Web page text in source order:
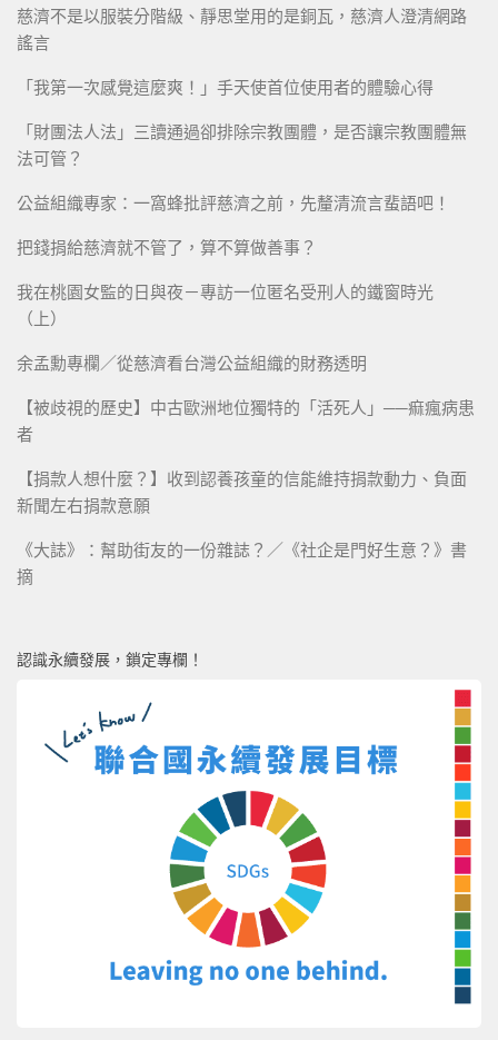
慈濟不是以服裝分階級、靜思堂用的是銅瓦，慈濟人澄清網路
謠言
「我第一次感覺這麼爽！」手天使首位使用者的體驗心得
「財團法人法」三讀通過卻排除宗教團體，是否讓宗教團體無
法可管？
公益組織專家：一窩蜂批評慈濟之前，先釐清流言蜚語吧！
把錢捐給慈濟就不管了，算不算做善事？
我在桃園女監的日與夜－專訪一位匿名受刑人的鐵窗時光
（上）
余孟勳專欄／從慈濟看台灣公益組織的財務透明
【被歧視的歷史】中古歐洲地位獨特的「活死人」──痲瘋病患
者
【捐款人想什麼？】收到認養孩童的信能維持捐款動力、負面
新聞左右捐款意願
《大誌》：幫助街友的一份雜誌？／《社企是門好生意？》書
摘
認識永續發展，鎖定專欄！